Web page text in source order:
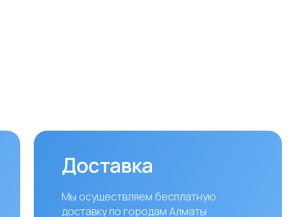
(понедельник — пятница). Срок
доставки по Алматы составляет до 3
Республики Казахстан стоимость
доставки составляет 10 000 тенге